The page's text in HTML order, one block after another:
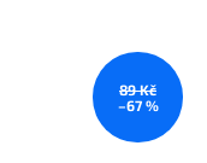
89 Kč
–67 %